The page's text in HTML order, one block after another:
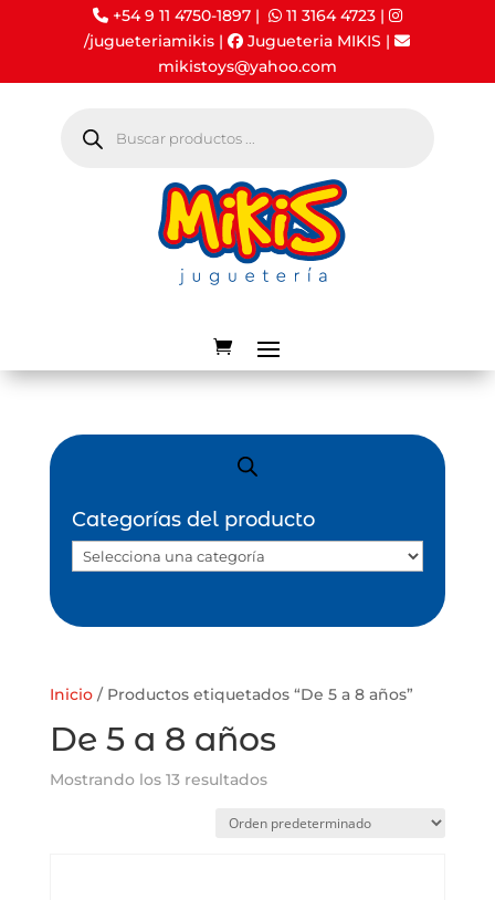
+54 9 11 4750-1897 | 11 3164 4723|
/jugueteriamikis | Jugueteria MIKIS |
mikistoys@yahoo.com
productos
Inicio/ Productos etiquetados “De 5 a 8 años”
De 5 a 8 años
Mostrando los 13 resultados
Categorías del producto